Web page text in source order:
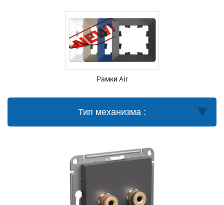
Рамки Air
Тип механизма :